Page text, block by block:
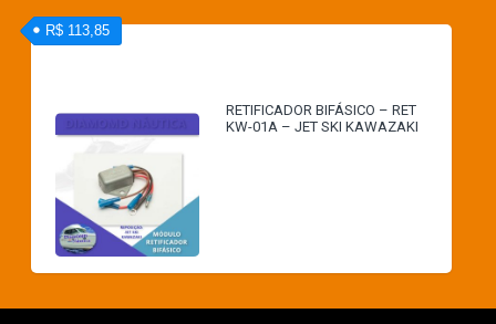
RETIFICADOR BIFÁSICO – RET
KW-01A – JET SKI KAWAZAKI
R$ 113,85